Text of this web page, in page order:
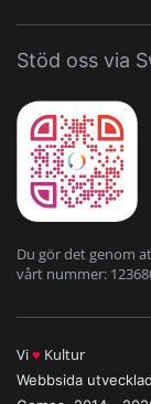
Stöd oss via
Du gör det genom
vårt nummer:
Vi♥ Kultur
Webbsida